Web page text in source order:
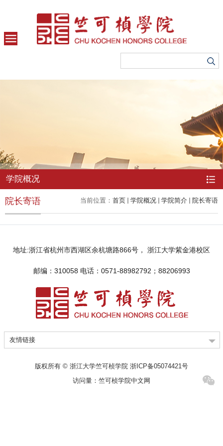
学院概况
当前位置： 首页 学院概况 学院简介 院长寄语
院长寄语
地址:浙江省杭州市西湖区余杭塘路866号， 浙江大学紫金港校区
邮编：310058 电话：0571-88982792；88206993
友情链接
版权所有 © 浙江大学竺可桢学院 浙ICP备05074421号
访问量： 竺可桢学院中文网